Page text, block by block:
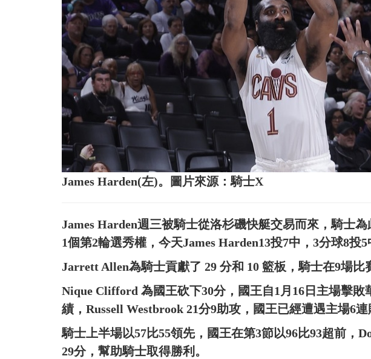
James Harden(左)。圖片來源：騎士X
James Harden週三被騎士從洛杉磯快艇交易而來，騎士
1個第2輪選秀權，今天James Harden13投7中，3分球8投5
Jarrett Allen為騎士貢獻了 29 分和 10 籃板，騎士在9場比
Nique Clifford 為國王砍下30分，國王自1月16日主場擊敗
績，Russell Westbrook 21分9助攻，國王已經遭遇主場6連
騎士上半場以57比55領先，國王在第3節以96比93超前，
29分，幫助騎士取得勝利。